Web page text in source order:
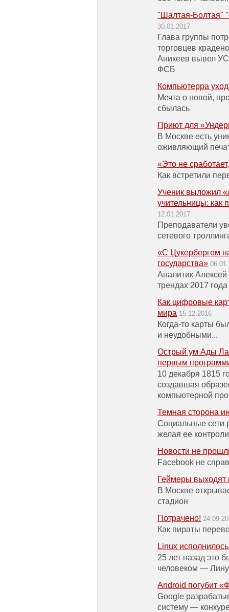
"Шалтая-Болтая"
30.01.2017
Глава группы
торговцев
Аникеев вывел
ФСБ
Компьютерра
Мечта о новой,
сбылась
Приют для
В Москве есть
оживляющий
«Это не
Как встретили
Ученик выложил
учительницы: как
12.01.2017
Преподаватели
сетевого
«С Цукербергом
государства»
Аналитик
трендах 2017 года
Как цифровые
мира 15.12.2016
Когда-то карты
и неудобными...
Острый ум Ады
первым
10 декабря 1815
создавшая
компьютерной
Темная сторона
Социальные сети
желая ее
Новости не
Facebook не
Геймеры выходят
В Москве
стадион
Потрачено!
Как пираты
Linux
25 лет назад это
человеком —
Android погубит
Google
систему —